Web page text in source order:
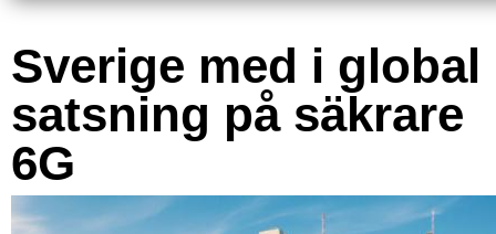
Sverige med i global
satsning på säkrare
6G